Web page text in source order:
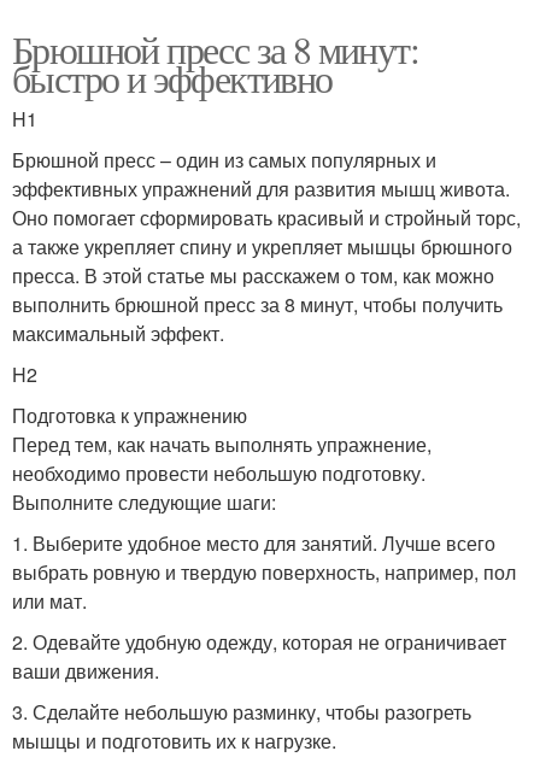
Брюшной пресс за 8 минут:
быстро и эффективно
H1
Брюшной пресс – один из самых популярных и
эффективных упражнений для развития мышц живота.
Оно помогает сформировать красивый и стройный торс,
а также укрепляет спину и укрепляет мышцы брюшного
пресса. В этой статье мы расскажем о том, как можно
выполнить брюшной пресс за 8 минут, чтобы получить
максимальный эффект.
H2
Подготовка к упражнению
Перед тем, как начать выполнять упражнение,
необходимо провести небольшую подготовку.
Выполните следующие шаги:
1. Выберите удобное место для занятий. Лучше всего
выбрать ровную и твердую поверхность, например, пол
или мат.
2. Одевайте удобную одежду, которая не ограничивает
ваши движения.
3. Сделайте небольшую разминку, чтобы разогреть
мышцы и подготовить их к нагрузке.